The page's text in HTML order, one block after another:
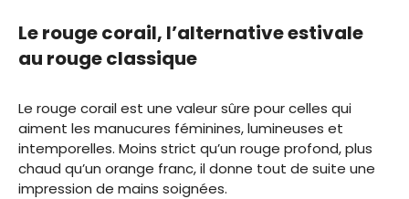
Le rouge corail, l’alternative estivale
au rouge classique
Le rouge corail est une valeur sûre pour celles qui
aiment les manucures féminines, lumineuses et
intemporelles. Moins strict qu’un rouge profond, plus
chaud qu’un orange franc, il donne tout de suite une
impression de mains soignées.